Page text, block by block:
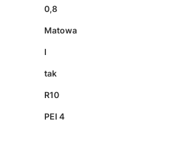
0,8
Matowa
I
tak
R10
PEI 4